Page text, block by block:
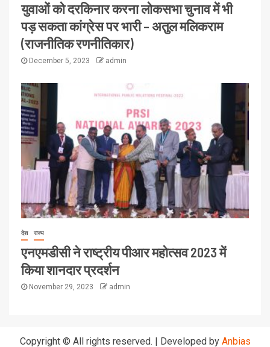
युवाओं को दरकिनार करना लोकसभा चुनाव में भी
पड़ सकता कांग्रेस पर भारी – अतुल मलिकराम
(राजनीतिक रणनीतिकार)
December 5, 2023 admin
देश राज्य
एनएमडीसी ने राष्ट्रीय पीआर महोत्सव 2023 में
किया शानदार प्रदर्शन
November 29, 2023 admin
Copyright © All rights reserved. Developed by Anbias